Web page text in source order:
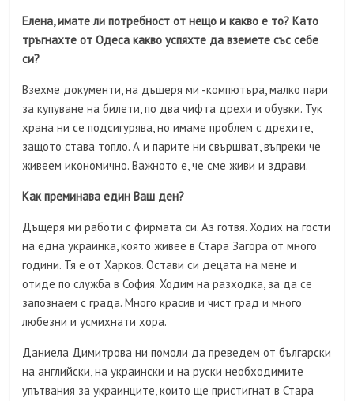
Елена, имате ли потребност от нещо и какво е то? Като
тръгнахте от Одеса какво успяхте да вземете със себе
си?
Взехме документи, на дъщеря ми -компютъра, малко пари
за купуване на билети, по два чифта дрехи и обувки. Тук
храна ни се подсигурява, но имаме проблем с дрехите,
защото става топло. А и парите ни свършват, въпреки че
живеем икономично. Важното е, че сме живи и здрави.
Как преминава един Ваш ден?
Дъщеря ми работи с фирмата си. Аз готвя. Ходих на гости
на една украинка, която живее в Стара Загора от много
години. Тя е от Харков. Остави си децата на мене и
отиде по служба в София. Ходим на разходка, за да се
запознаем с града. Много красив и чист град и много
любезни и усмихнати хора.
Даниела Димитрова ни помоли да преведем от български
на английски, на украински и на руски необходимите
упътвания за украинците, които ще пристигнат в Стара